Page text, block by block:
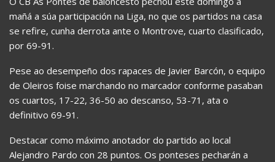
mañá a súa participación na Liga, no que os partidos na casa
se refire, cunha derrota ante o Montrove, cuarto clasificado,
por 69-91.
Pese ao desempeño dos rapaces de Javier Barcón, o equipo
de Oleiros foise marchando no marcador conforme pasaban
os cuartos, 17-22, 36-50 ao descanso, 53-71, ata o
definitivo 69-91.
Destacar como máximo anotador do partido ao local
Alejandro Pardo con 28 puntos. Os ponteses pecharán a